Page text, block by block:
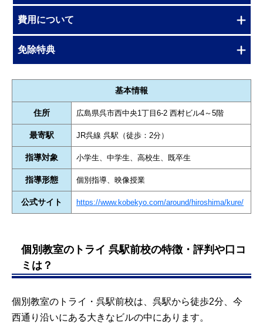
費用について
免除特典
基本情報
住所 広島県呉市西中央1丁目6-2 西村ビル4～5階
最寄駅 JR呉線 呉駅（徒歩：2分）
指導対象 小学生、中学生、高校生、既卒生
指導形態 個別指導、映像授業
公式サイト https://www.kobekyo.com/around/hiroshima/kure/
個別教室のトライ 呉駅前校の特徴・評判や口コ
ミは？
個別教室のトライ・呉駅前校は、呉駅から徒歩2分、今
西通り沿いにある大きなビルの中にあります。